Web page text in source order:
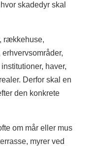
skadedyr skal
rækkehuse,
haver,
Derfor skal en
den konkrete
om mår eller mus
myrer ved